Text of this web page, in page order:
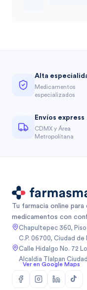
Alta
Medicamentos
especializados
Envíos express
CDMX y Área
Metropolitana
Tu farmacia online
medicamentos con
Chapultepec 360,
C.P. 06700, Ciudad de
Calle Hidalgo No. 72
Alcaldia Tlalpan
Ver en Google Maps